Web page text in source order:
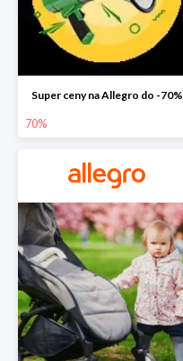
Super ceny na Allegro do -70%
70%